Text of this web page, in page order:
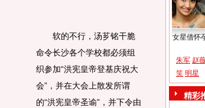
软的不行，汤芗铭干脆
命令长沙各个学校都必须组
织参加“洪宪皇帝登基庆祝大
会”，并在大会上散发所谓
的“洪宪皇帝圣谕”，并下令由
女星借怀
朱军 赵
笑 明星
精彩